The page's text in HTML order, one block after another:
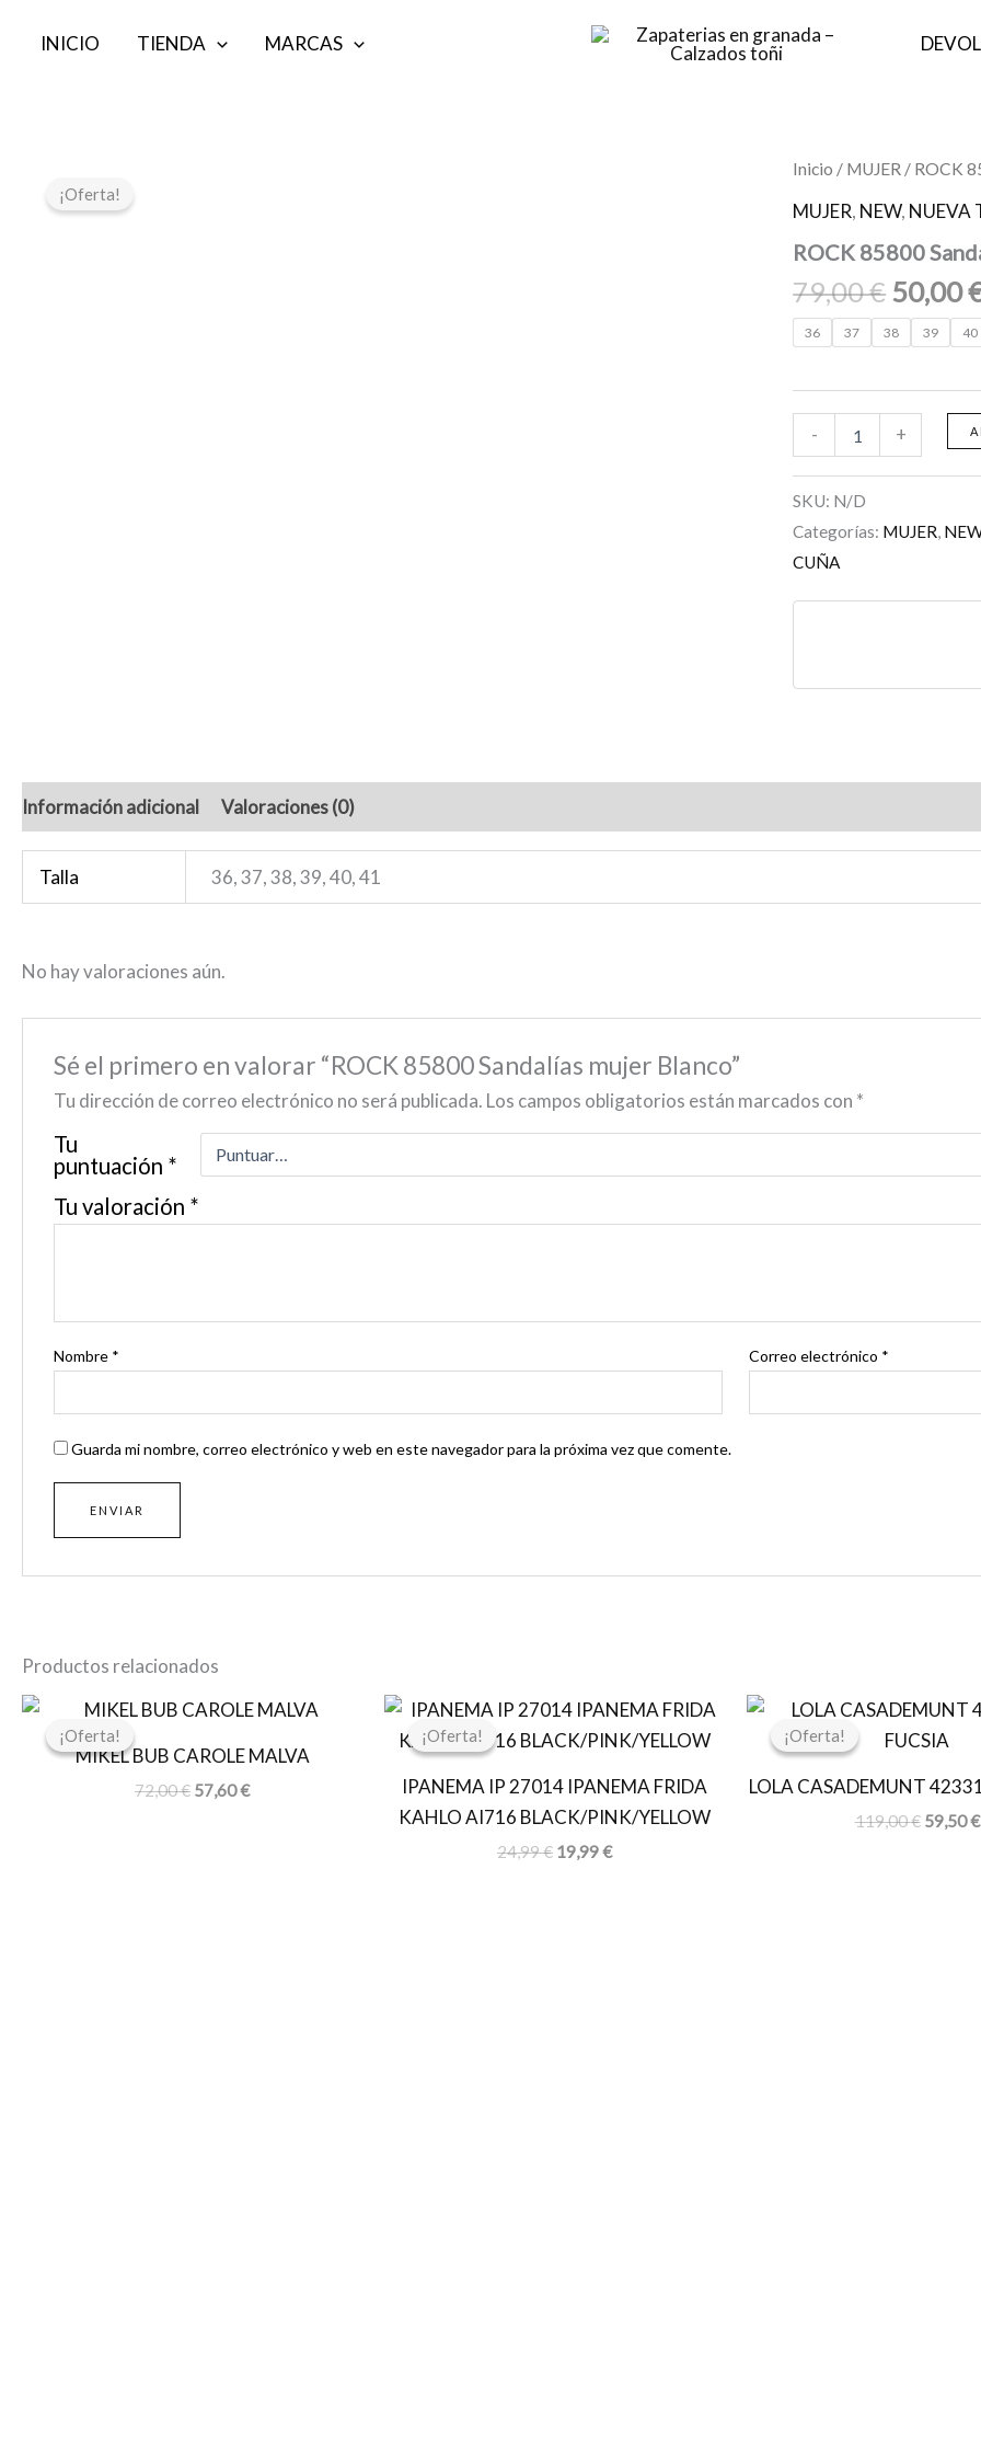
INICIO TIENDA MARCAS
¡Oferta!
Inicio / MUJER / ROCK
MUJER, NEW, NUEVA
ROCK 85800
79,00€
El
precio
original
era:
79,00
50,00
36 37 38 39 40
-
ROCK
Sandalías
Blanco
+
SKU: N/D
Categorías: MUJER,
CUÑA
Información adicional Valoraciones (0)
Talla 36, 37, 38, 39, 40, 41
No hay valoraciones aún.
Sé el primero en valorar “ROCK 85800 Sandalías mujer Blanco”
Tu dirección de correo electrónico no será publicada. Los campos obligatorios están marcados con *
Tu
puntuación *
Tu valoración *
Nombre * Correo electrónico *
Guarda mi nombre, correo electrónico y web en este navegador para la próxima vez que comente.
Productos relacionados
¡Oferta!
¡Oferta!
MIKEL BUB CAROLE MALVA
72,00€
El
original
era:
72,00 €.
57,60€
El
actual
es:
57,60 €.
¡Oferta!
¡Oferta!
IPANEMA IP 27014 IPANEMA FRIDA
KAHLO AI716 BLACK/PINK/YELLOW
24,99€
El
original
24,99 €.
19,99€
El
actual
19,99 €.
¡Oferta!
¡Oferta!
LOLA CASADEMUNT
119,00€
El
original
119,00
59,50€